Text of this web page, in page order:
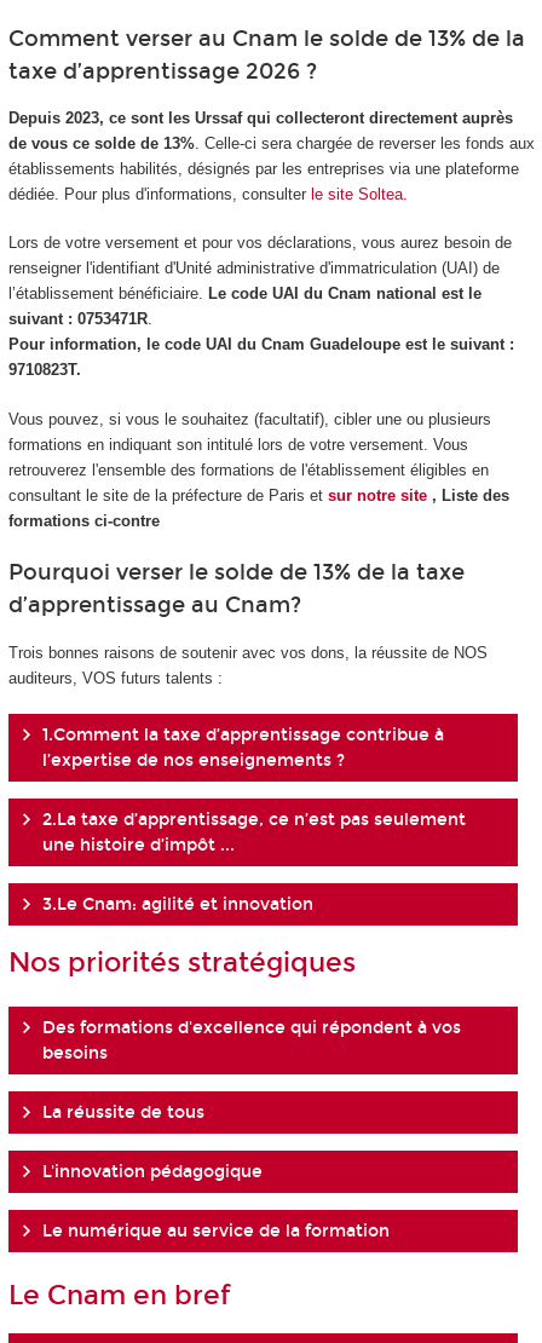
Comment verser au Cnam le solde de 13% de la
taxe d’apprentissage 2026 ?
Depuis 2023, ce sont les Urssaf qui collecteront directement auprès
de vous ce solde de 13%. Celle-ci sera chargée de reverser les fonds aux
établissements habilités, désignés par les entreprises via une plateforme
dédiée. Pour plus d'informations, consulter le site Soltea.
Lors de votre versement et pour vos déclarations, vous aurez besoin de
renseigner l'identifiant d'Unité administrative d'immatriculation (UAI) de
l’établissement bénéficiaire. Le code UAI du Cnam national est le
suivant : 0753471R.
Pour information, le code UAI du Cnam Guadeloupe est le suivant :
9710823T.
Vous pouvez, si vous le souhaitez (facultatif), cibler une ou plusieurs
formations en indiquant son intitulé lors de votre versement. Vous
retrouverez l'ensemble des formations de l'établissement éligibles en
consultant le site de la préfecture de Paris et sur notre site , Liste des
formations ci-contre
Pourquoi verser le solde de 13% de la taxe
d’apprentissage au Cnam?
Trois bonnes raisons de soutenir avec vos dons, la réussite de NOS
auditeurs, VOS futurs talents :
1.Comment la taxe d’apprentissage contribue à
l’expertise de nos enseignements ?
2.La taxe d’apprentissage, ce n’est pas seulement
une histoire d’impôt ...
3.Le Cnam: agilité et innovation
Nos priorités stratégiques
Des formations d'excellence qui répondent à vos
besoins
La réussite de tous
L'innovation pédagogique
Le numérique au service de la formation
Le Cnam en bref